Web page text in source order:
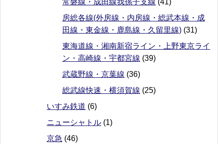
常磐線・成田線我孫子支線 (41)
房総各線(外房線・内房線・総武本線・成
田線・東金線・鹿島線・久留里線) (31)
東海道線・湘南新宿ライン・上野東京ライ
ン・高崎線・宇都宮線 (39)
武蔵野線・京葉線 (36)
総武線快速・横須賀線 (25)
いすみ鉄道 (6)
ニューシャトル (1)
京急 (46)